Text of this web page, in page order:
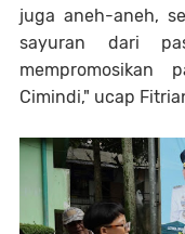
juga aneh-aneh,
sayuran dari
Cimindi," ucap